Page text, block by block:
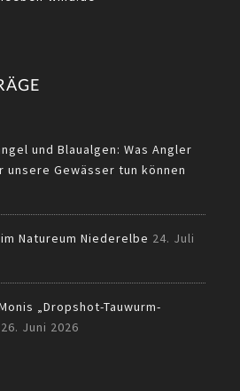
und Blaualgen: Was Angler
Gewässer tun können
Natureum Niederelbe 24. Juli
„Dropshot-Tauwurm-
26. Juni 2026